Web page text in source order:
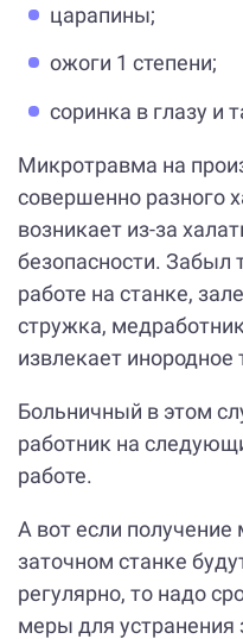
царапины;
ожоги 1 степени;
соринка в глазу и
Микротравма на
совершенно разного
возникает из-за
безопасности. Забыл
работе на станке,
стружка,
извлекает инородное
Больничный в этом
работник на
работе.
А вот если
заточном станке
регулярно, то надо
меры для устранения